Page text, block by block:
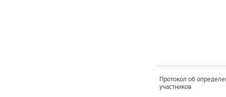
Протокол об
участников